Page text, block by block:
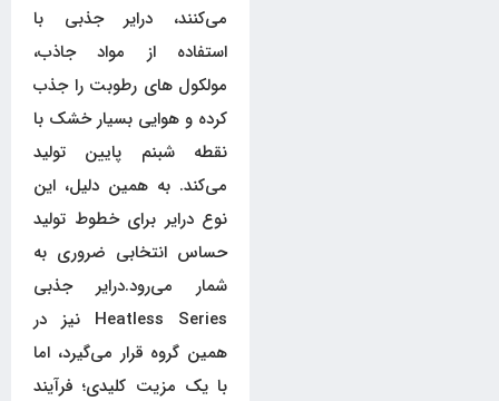
می‌کنند، درایر جذبی با
استفاده از مواد جاذب،
مولکول های رطوبت را جذب
کرده و هوایی بسیار خشک با
نقطه شبنم پایین تولید
می‌کند. به همین دلیل، این
نوع درایر برای خطوط تولید
حساس انتخابی ضروری به
شمار می‌رود.درایر جذبی
Heatless Series نیز در
همین گروه قرار می‌گیرد، اما
با یک مزیت کلیدی؛ فرآیند